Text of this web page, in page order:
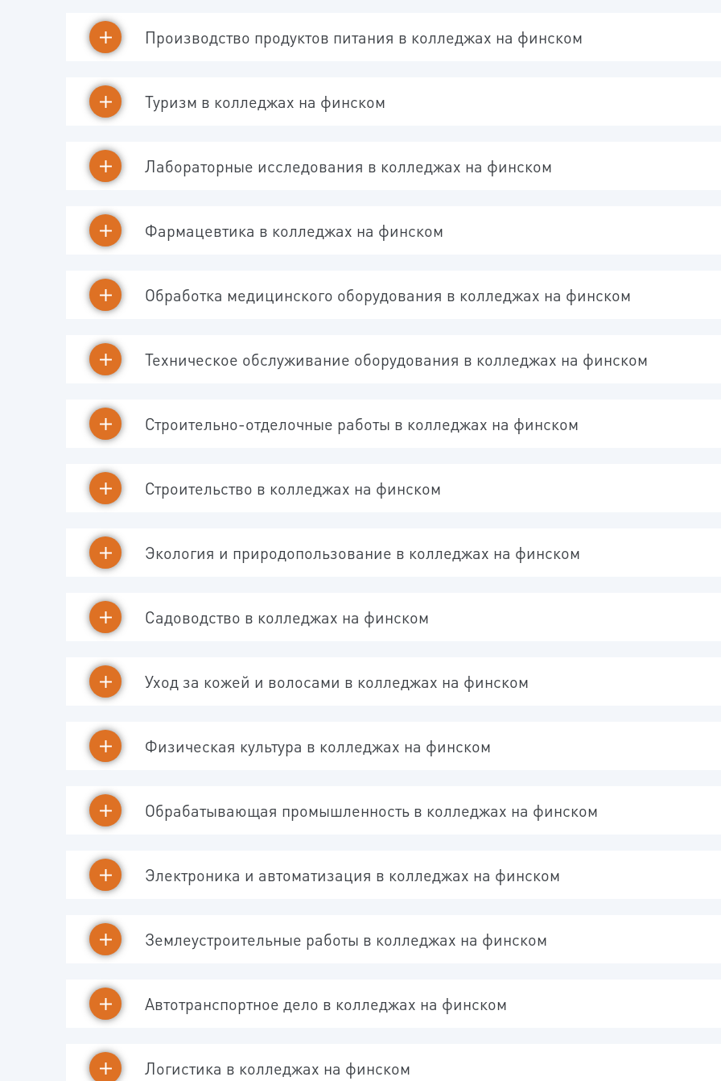
Производство продуктов питания в колледжах на финском
Туризм в колледжах на финском
Лабораторные исследования в колледжах на финском
Фармацевтика в колледжах на финском
Обработка медицинского оборудования в колледжах на финском
Техническое обслуживание оборудования в колледжах на финском
Строительно-отделочные работы в колледжах на финском
Строительство в колледжах на финском
Экология и природопользование в колледжах на финском
Садоводство в колледжах на финском
Уход за кожей и волосами в колледжах на финском
Физическая культура в колледжах на финском
Обрабатывающая промышленность в колледжах на финском
Электроника и автоматизация в колледжах на финском
Землеустроительные работы в колледжах на финском
Автотранспортное дело в колледжах на финском
Логистика в колледжах на финском